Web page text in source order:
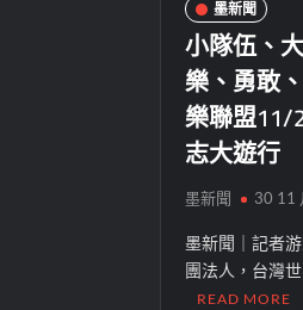
墨新聞
小隊伍、
樂、勇敢
樂聯盟11/
志大遊行
墨新聞 30 11
墨新聞｜記者
團法人，台灣
READ MORE